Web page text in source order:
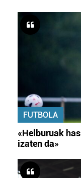
FUTBOLA
«Helburuak
izaten da»